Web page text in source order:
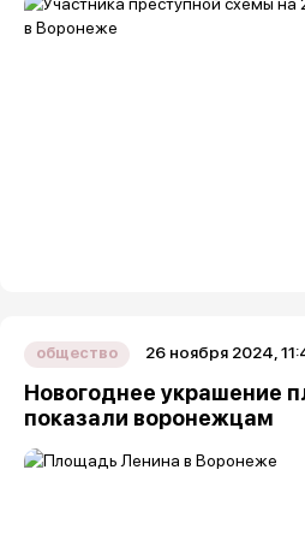
общество 26 ноября 2024,
Новогоднее украшение
показали воронежцам